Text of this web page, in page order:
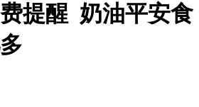
提醒 奶油平安食